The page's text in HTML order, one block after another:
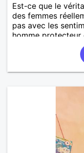
Est-ce que le
des femmes
pas avec les
homme
d'y croire et
que je désir
joyeuseté passer
m'intéressez pas